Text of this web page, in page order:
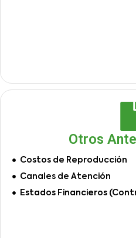
Otros
Costos de Reproducción
Canales de Atención
Estados Financieros